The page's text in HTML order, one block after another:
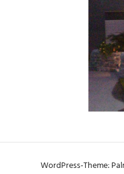
WordPress-Theme: